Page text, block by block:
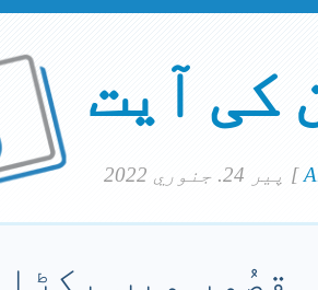
کی آیت
[